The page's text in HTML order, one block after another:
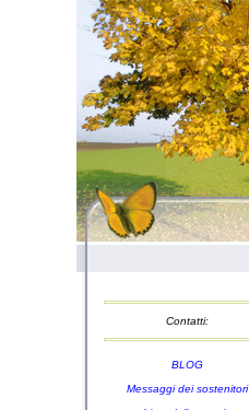
Contatti:
BLOG
Messaggi dei sostenitori